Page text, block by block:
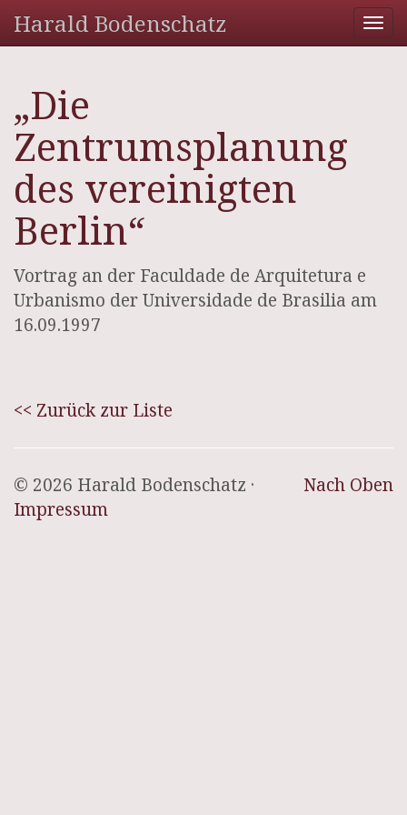
Harald Bodenschatz
„Die
Zentrumsplanung
des vereinigten
Berlin“
Vortrag an der Faculdade de Arquitetura e
Urbanismo der Universidade de Brasilia am
16.09.1997
<< Zurück zur Liste
Nach Oben
© 2026 Harald Bodenschatz ·
Impressum